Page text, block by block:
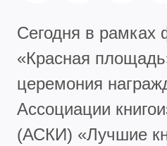
Сегодня в рамках
«Красная
церемония
Ассоциации
(АСКИ) «Лучшие